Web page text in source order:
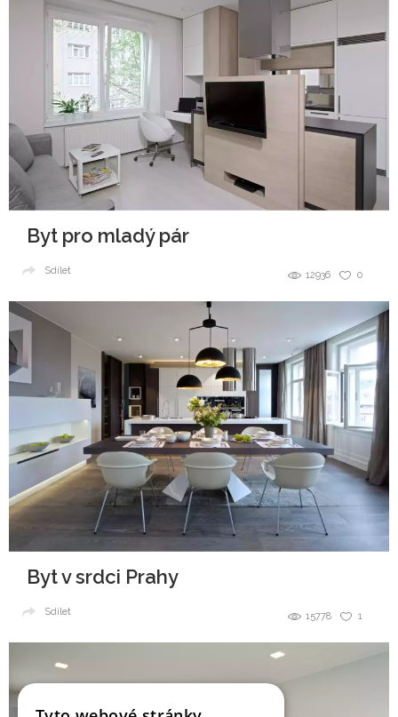
Byt pro mladý pár
0
12936
Sdílet
Byt v srdci Prahy
1
15778
Sdílet